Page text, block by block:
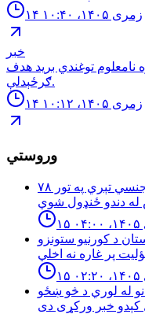
۱۴ زمری ۱۴۰۵، ۱۰:۴۰
خبر
نامعلوم توغندي برید هدف
ګرځېدلې.
۱۴ زمری ۱۴۰۵، ۱۰:۱۲
وروستي
لاهور کې له ذهنې معلولې نجلۍ سره د جنسي تېري په تور ٧٨
د كورنيو ستونزو
له لوري د څو ښځو